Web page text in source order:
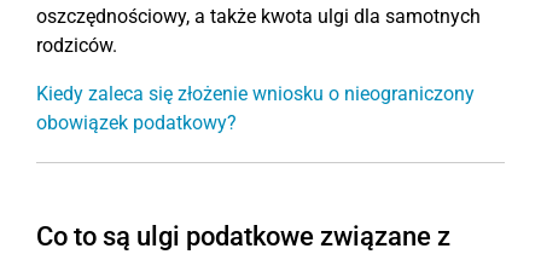
oszczędnościowy, a także kwota ulgi dla samotnych
rodziców.
Kiedy zaleca się złożenie wniosku o nieograniczony
obowiązek podatkowy?
Co to są ulgi podatkowe związane z